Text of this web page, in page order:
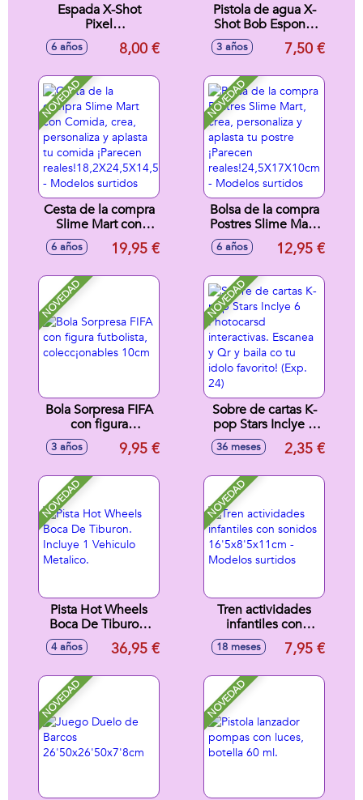
Espada X-Shot
Pixel
63,6X17,2X4,1cm
6 años 8,00 €
Pistola de agua X-
Shot Bob Esponja
10X14,8X4,5cm -
Modelos surtidos
3 años 7,50 €
NOVEDAD
Cesta de la compra
Slime Mart con
Comida, crea,
personaliza y
¡Parecen
reales!18,2X24,5X14,5cm
- Modelos surtidos
6 años 19,95 €
NOVEDAD
Bolsa de la compra
Postres Slime Mart,
crea, personaliza y
aplasta tu postre
reales!24,5X17X10cm
- Modelos surtidos
6 años 12,95 €
NOVEDAD
Bola Sorpresa FIFA
con figura
futbolista,
colecc¡onables
3 años 9,95 €
NOVEDAD
Sobre de cartas K-
pop Stars Inclye 6
Photocarsd
interactivas.
baila co tu idolo
favorito! (Exp. 24)
36 meses 2,35 €
NOVEDAD
Pista Hot Wheels
Boca De Tiburon.
Incluye 1 Vehiculo
Metalico.
4 años 36,95 €
NOVEDAD
Tren actividades
infantiles con
sonidos
16'5x8'5x11cm -
18 meses 7,95 €
NOVEDAD NOVEDAD